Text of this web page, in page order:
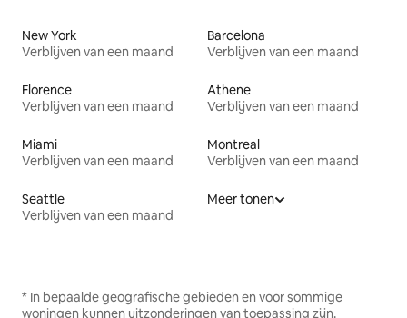
New York
Verblijven van een maand
Barcelona
Verblijven van een maand
Florence
Verblijven van een maand
Athene
Verblijven van een maand
Miami
Verblijven van een maand
Montreal
Verblijven van een maand
Seattle
Verblijven van een maand
Meer tonen
* In bepaalde geografische gebieden en voor sommige
woningen kunnen uitzonderingen van toepassing zijn.